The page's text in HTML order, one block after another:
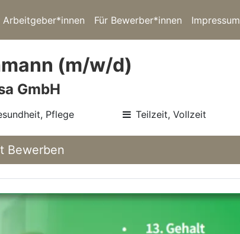
Arbeitgeber*innen Für Bewerber*innen Impressum
(m/w/d)
GmbH
Pflege Teilzeit, Vollzeit
Bewerben